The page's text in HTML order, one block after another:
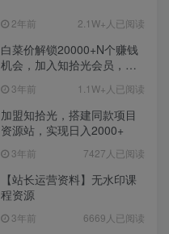
2年前 2.1W+人已阅读
白菜价解锁20000+N个赚钱
机会，加入知拾光会员，全
3年前 1.1W+人已阅读
加盟知拾光，搭建同款项目
资源站，实现日入2000+
3年前 7427人已阅读
【站长运营资料】无水印课
程资源
3年前 6669人已阅读